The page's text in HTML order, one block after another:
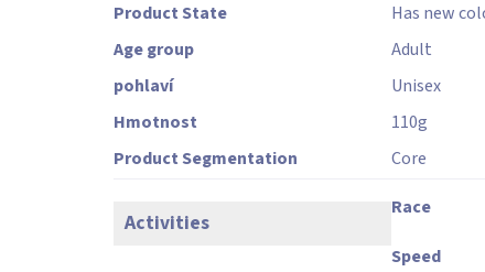
Product State
Has new
Age group
Adult
pohlaví
Unisex
Hmotnost
110g
Product Segmentation
Core
Activities
Race
Speed